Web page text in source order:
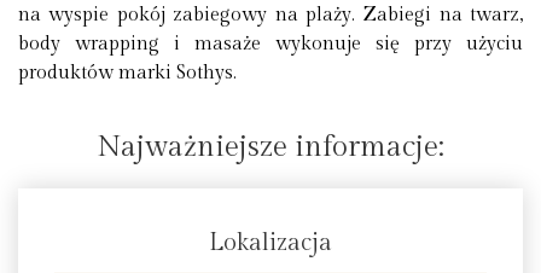
na wyspie pokój zabiegowy na plaży. Zabiegi na twarz,
body wrapping i masaże wykonuje się przy użyciu
produktów marki Sothys.
Najważniejsze informacje:
Lokalizacja